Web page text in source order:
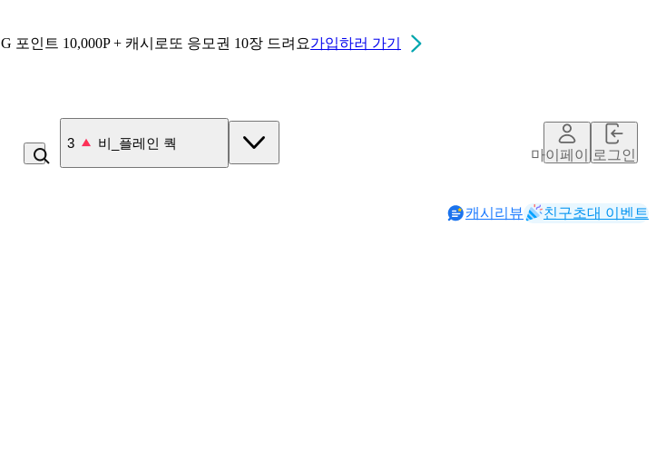
G 포인트 10,000P + 캐시로또 응모권 10장 드려요가입하러 가기
4 잡곡밥
마이페이지로그인
캐시리뷰 친구초대 이벤트